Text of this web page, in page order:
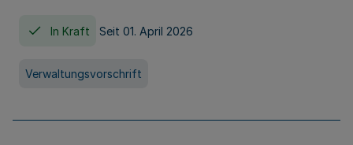
In Kraft Seit 01. April 2026
Verwaltungsvorschrift